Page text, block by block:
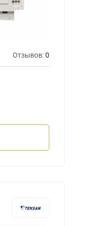
Отзывов:0